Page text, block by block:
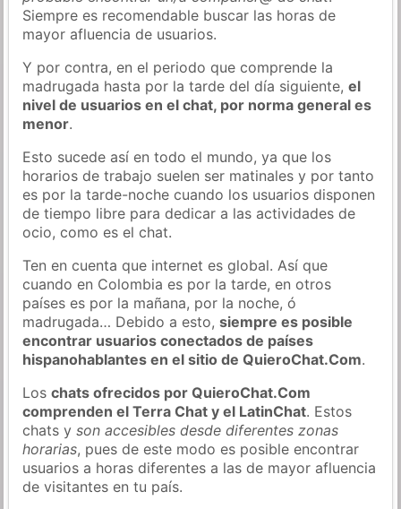
Siempre es recomendable buscar las horas de
mayor afluencia de usuarios.
Y por contra, en el periodo que comprende la
madrugada hasta por la tarde del día siguiente,el
nivel de usuarios en el chat, por norma general es
menor.
Esto sucede así en todo el mundo, ya que los
horarios de trabajo suelen ser matinales y por tanto
es por la tarde-noche cuando los usuarios disponen
de tiempo libre para dedicar a las actividades de
ocio, como es el chat.
Ten en cuenta que internet es global. Así que
cuando en Colombia es por la tarde, en otros
países es por la mañana, por la noche, ó
madrugada… Debido a esto,siempre es posible
encontrar usuarios conectados de países
hispanohablantes en el sitio de QuieroChat.Com.
Loschats ofrecidos por QuieroChat.Com
comprenden el Terra Chat y el LatinChat. Estos
chats yson accesibles desde diferentes zonas
horarias, pues de este modo es posible encontrar
usuarios a horas diferentes a las de mayor afluencia
de visitantes en tu país.